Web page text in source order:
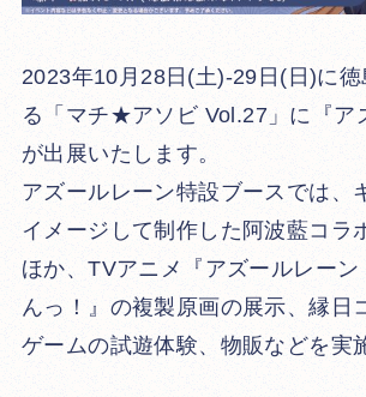
2023年10月28日(土)-29日(日)に
る「マチ★アソビ Vol.27」に『ア
が出展いたします。
アズールレーン特設ブースでは、
イメージして制作した阿波藍コラ
ほか、TVアニメ『アズールレーン
んっ！』の複製原画の展示、縁日
ゲームの試遊体験、物販などを実